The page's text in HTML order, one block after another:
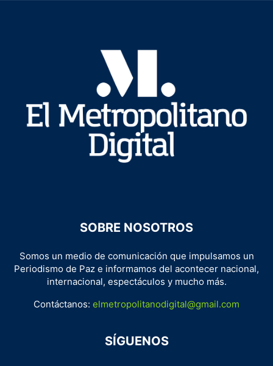
SOBRE NOSOTROS
Somos un medio de comunicación que impulsamos un
Periodismo de Paz e informamos del acontecer nacional,
internacional, espectáculos y mucho más.
Contáctanos: elmetropolitanodigital@gmail.com
SÍGUENOS